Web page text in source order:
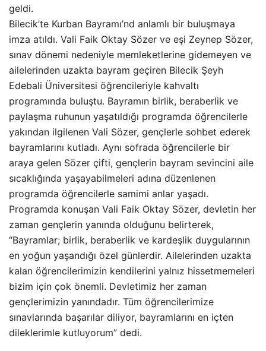
geldi.
Bilecik’te Kurban Bayramı’nd anlamlı bir buluşmaya
imza atıldı. Vali Faik Oktay Sözer ve eşi Zeynep Sözer,
sınav dönemi nedeniyle memleketlerine gidemeyen ve
ailelerinden uzakta bayram geçiren Bilecik Şeyh
Edebali Üniversitesi öğrencileriyle kahvaltı
programında buluştu. Bayramın birlik, beraberlik ve
paylaşma ruhunun yaşatıldığı programda öğrencilerle
yakından ilgilenen Vali Sözer, gençlerle sohbet ederek
bayramlarını kutladı. Aynı sofrada öğrencilerle bir
araya gelen Sözer çifti, gençlerin bayram sevincini aile
sıcaklığında yaşayabilmeleri adına düzenlenen
programda öğrencilerle samimi anlar yaşadı.
Programda konuşan Vali Faik Oktay Sözer, devletin her
zaman gençlerin yanında olduğunu belirterek,
“Bayramlar; birlik, beraberlik ve kardeşlik duygularının
en yoğun yaşandığı özel günlerdir. Ailelerinden uzakta
kalan öğrencilerimizin kendilerini yalnız hissetmemeleri
bizim için çok önemli. Devletimiz her zaman
gençlerimizin yanındadır. Tüm öğrencilerimize
sınavlarında başarılar diliyor, bayramlarını en içten
dileklerimle kutluyorum” dedi.